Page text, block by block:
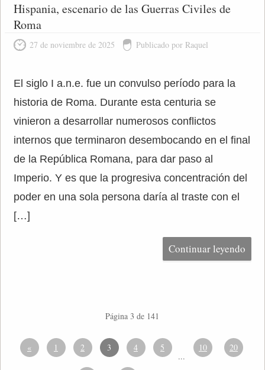
Hispania, escenario de las Guerras Civiles de
Roma
27 de noviembre de 2025 Publicado por Raquel
El siglo I a.n.e. fue un convulso período para la
historia de Roma. Durante esta centuria se
vinieron a desarrollar numerosos conflictos
internos que terminaron desembocando en el final
de la República Romana, para dar paso al
Imperio. Y es que la progresiva concentración del
poder en una sola persona daría al traste con el
[…]
Continuar leyendo
Página 3 de 141
« 1 2 3 4 5
...
10 20